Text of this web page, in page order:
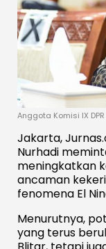
Anggota Komisi IX
Jakarta,
Nurhadi
meningkatkan
ancaman
fenomena El
Menurutnya,
yang terus